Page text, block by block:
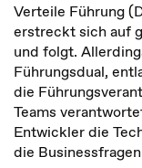
Verteile Führung
erstreckt sich auf
und folgt.
Führungsdual,
die
Teams
Entwickler die
die